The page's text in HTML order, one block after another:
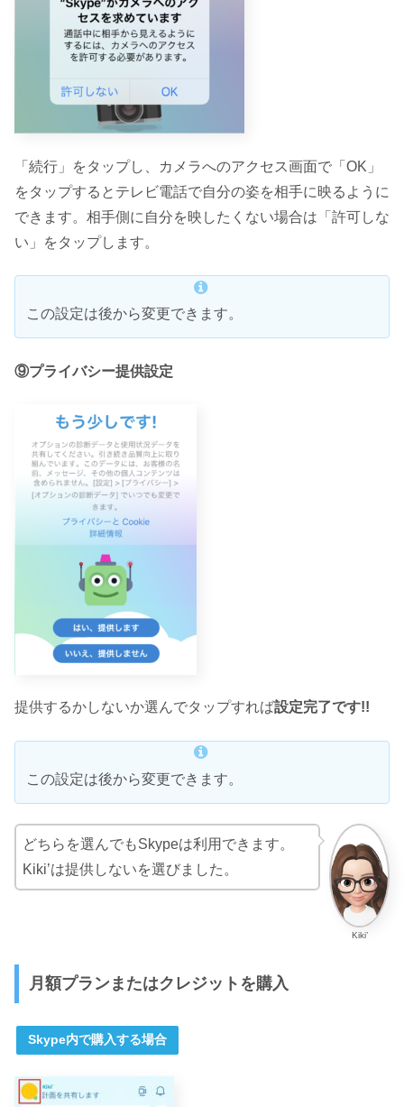
「続行」をタップし、カメラへのアクセス画面で「OK」
をタップするとテレビ電話で自分の姿を相手に映るように
できます。相手側に自分を映したくない場合は「許可しな
い」をタップします。
この設定は後から変更できます。
⑨プライバシー提供設定
提供するかしないか選んでタップすれば設定完了です!!
この設定は後から変更できます。
Kiki’
どちらを選んでもSkypeは利用できます。
Kiki’は提供しないを選びました。
月額プランまたはクレジットを購入
Skype内で購入する場合